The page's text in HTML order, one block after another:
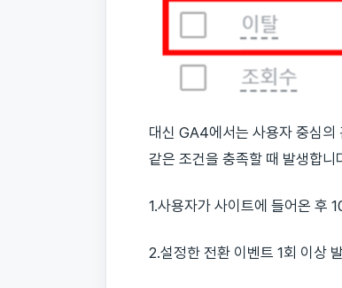
대신 GA4에서는 사용자 중심의
같은 조건을 충족할 때 발생합니
1.사용자가 사이트에 들어온 후
2.설정한 전환 이벤트 1회 이상